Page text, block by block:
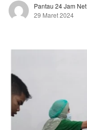
Pantau 24 Jam Net
29 Maret 2024